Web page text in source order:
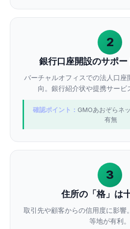
2
銀行口座開設のサポー
バーチャルオフィスでの法人口座
向。銀行紹介状や提携サービ
確認ポイント： GMOあおぞらネ
有無
3
住所の「格」は
取引先や顧客からの信用度に影響
等地が有利。